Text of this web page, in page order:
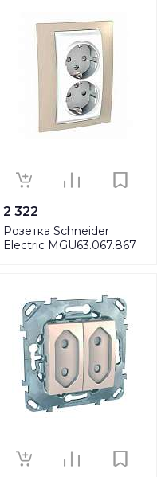
2 322
Розетка Schneider
Electric MGU63.067.867